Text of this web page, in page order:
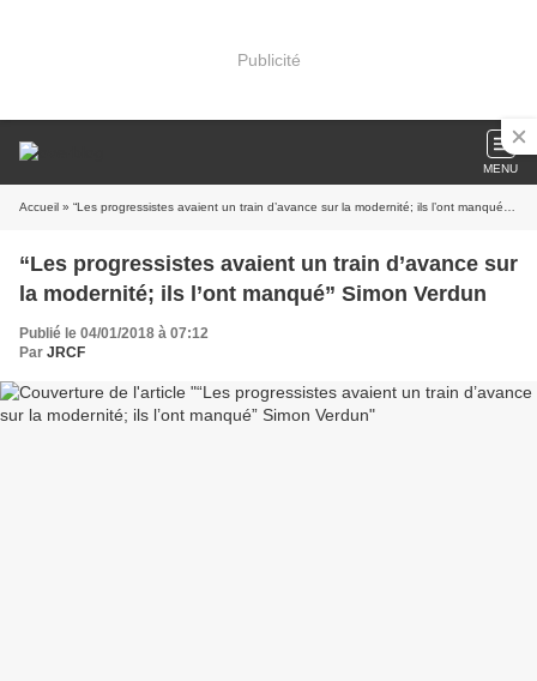
Publicité
MENU
Accueil » “Les progressistes avaient un train d’avance sur la modernité; ils l’ont manqué” Simon Verdun
“Les progressistes avaient un train d’avance sur
la modernité; ils l’ont manqué” Simon Verdun
Publié le 04/01/2018 à 07:12
Par JRCF